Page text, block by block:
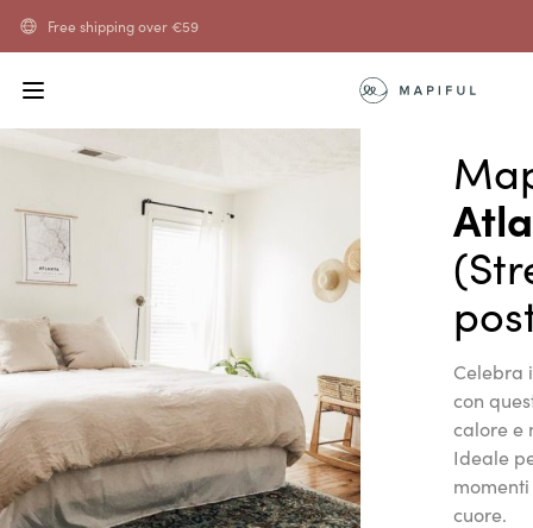
Free shipping over€59
Celebra
con
calore e
Ideale
cuore.